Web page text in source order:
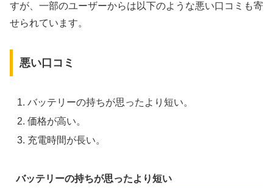
すが、一部のユーザーからは以下のような悪い口コミも寄
せられています。
悪い口コミ
バッテリーの持ちが思ったより短い。
価格が高い。
充電時間が長い。
バッテリーの持ちが思ったより短い